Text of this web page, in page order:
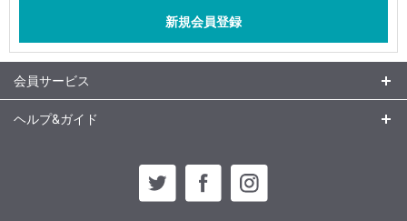
会員サービス
ヘルプ&ガイド